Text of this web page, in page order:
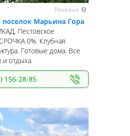
Реклама
Марьина Гора
Пестовское
0%. Клубная
Готовые дома. Все
и отдыха.
156-28-85